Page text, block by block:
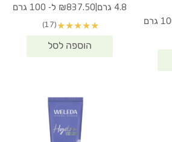
4.8 גרם ₪837.50 ל- 100 גרם
★
★
★
★
★
(17)